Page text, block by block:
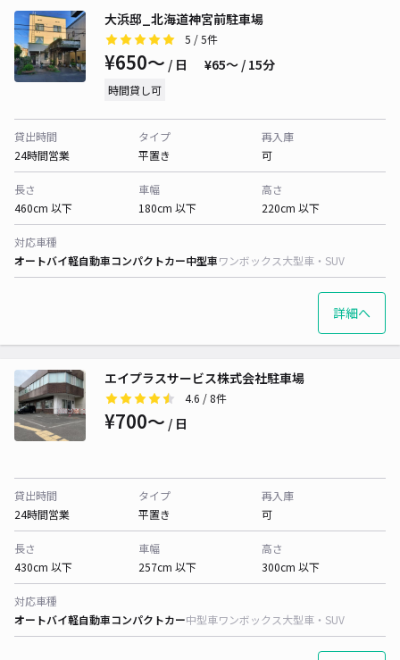
大浜邸_北海道神宮前駐車場
5 / 5件
¥650〜 / 日 ¥65〜 / 15分
時間貸し可
貸出時間
24時間営業
タイプ
平置き
再入庫
可
長さ
460cm 以下
車幅
180cm 以下
高さ
220cm 以下
対応車種
オートバイ軽自動車コンパクトカー中型車ワンボックス大型車・SUV
詳細へ
エイプラスサービス株式会社駐車場
4.6 / 8件
¥700〜 / 日
貸出時間
24時間営業
タイプ
平置き
再入庫
可
長さ
430cm 以下
車幅
257cm 以下
高さ
300cm 以下
対応車種
オートバイ軽自動車コンパクトカー中型車ワンボックス大型車・SUV